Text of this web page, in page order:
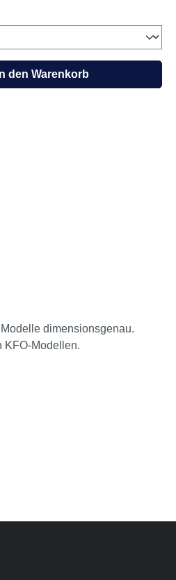
Wert ein
In den Warenkorb
dimensionsgenau.
KFO-Modellen.